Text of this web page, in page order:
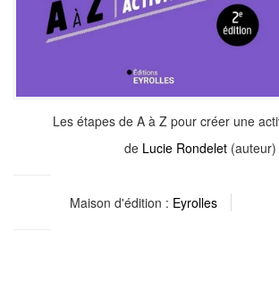
Les étapes de A à Z pour créer une
de Lucie Rondelet (auteur)
Maison d'édition : Eyrolles